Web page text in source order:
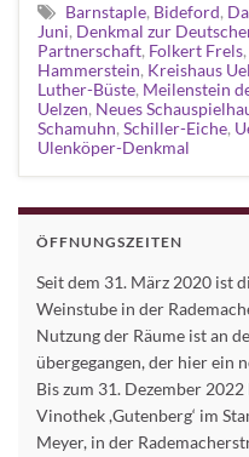
Barnstaple, Bideford,
Juni, Denkmal zur
Partnerschaft, Folkert Frels,
Hammerstein, Kreishaus
Luther-Büste, Meilenstein
Uelzen, Neues
Schamuhn, Schiller-Eiche,
Ulenköper-Denkmal
ÖFFNUNGSZEITEN
Seit dem 31. März 2020 ist
Weinstube in der
Nutzung der Räume ist an
übergegangen, der hier ein
Bis zum 31. Dezember
Vinothek ,Gutenberg‘ im
Meyer, in der